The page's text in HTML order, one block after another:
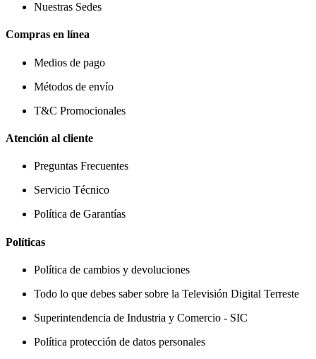
Nuestras Sedes
Compras en línea
Medios de pago
Métodos de envío
T&C Promocionales
Atención al cliente
Preguntas Frecuentes
Servicio Técnico
Política de Garantías
Políticas
Política de cambios y devoluciones
Todo lo que debes saber sobre la Televisión Digital Terreste
Superintendencia de Industria y Comercio - SIC
Política protección de datos personales